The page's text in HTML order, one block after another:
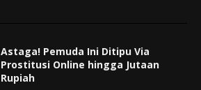
Astaga! Pemuda Ini Ditipu Via
Prostitusi Online hingga Jutaan
Rupiah